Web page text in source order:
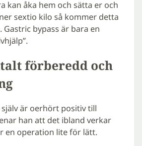
kan åka hem och sätta er och
sextio kilo så kommer detta
bypass är bara en
förberedd och
är oerhört positiv till
han att det ibland verkar
en operation lite för lätt.